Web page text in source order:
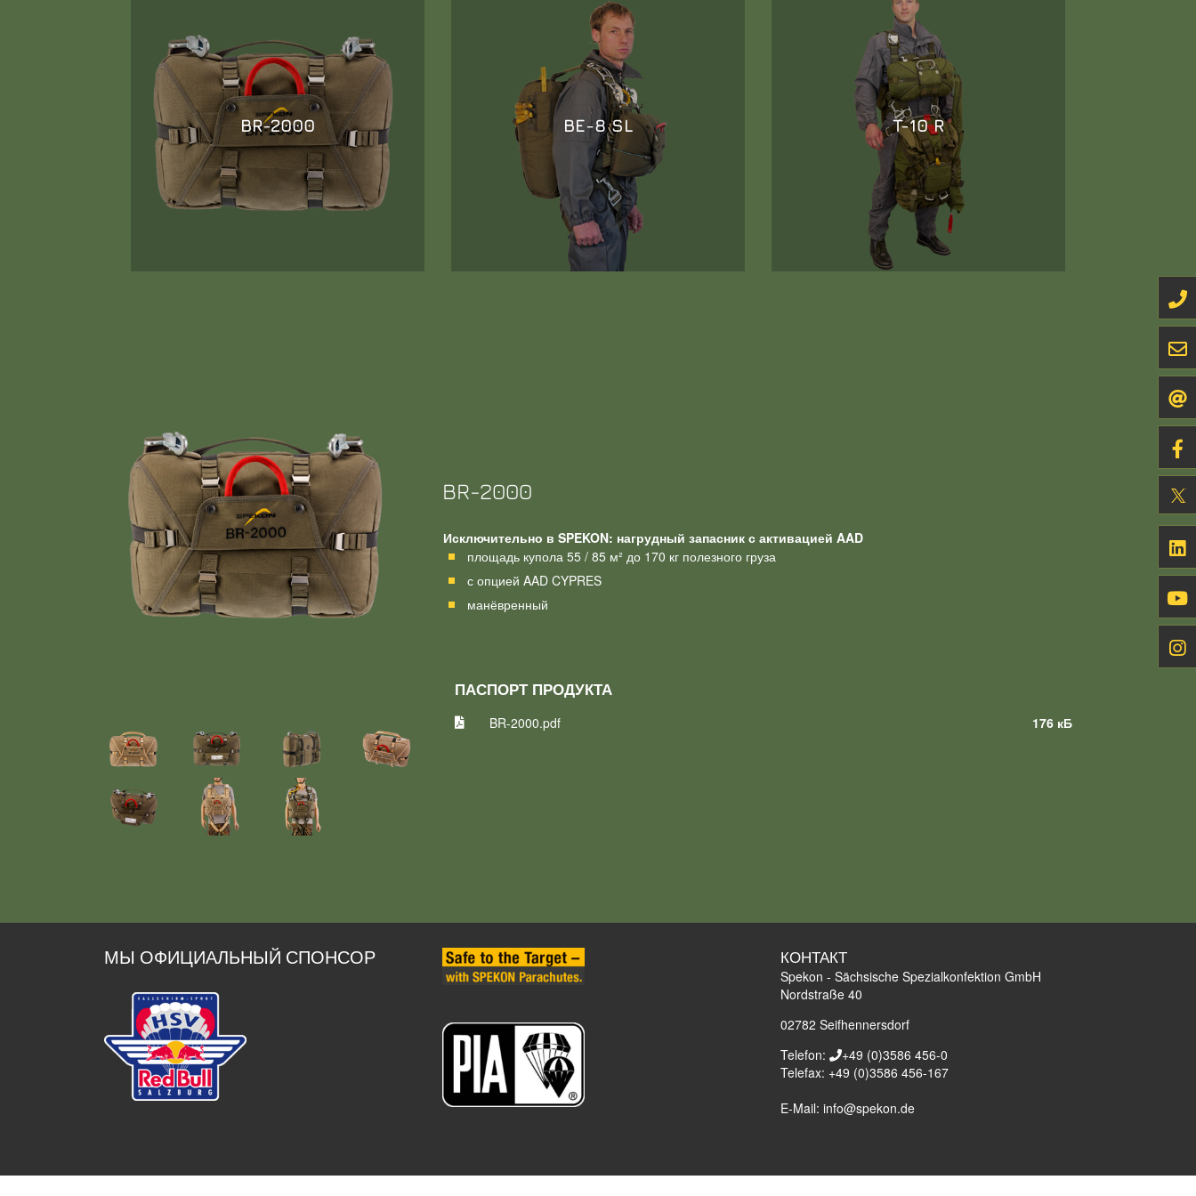
BR-2000 BE-8 SL T-10 R
BR-2000
Исключительно в SPEKON: нагрудный запасник с активацией AAD
площадь купола 55 / 85 м² до 170 кг полезного груза
с опцией AAD CYPRES
манёвренный
ПАСПОРТ ПРОДУКТА
BR-2000.pdf
176 кБ
МЫ ОФИЦИАЛЬНЫЙ СПОНСОР
КОНТАКТ
Spekon - Sächsische Spezialkonfektion GmbH
Nordstraße 40
02782 Seifhennersdorf
Telefon:
+49 (0)3586 456-0
Telefax: +49 (0)3586 456-167
E-Mail: info@spekon.de